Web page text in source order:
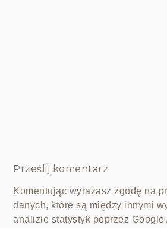
Prześlij komentarz
Komentując wyrażasz zgodę na
danych, które są między innymi
analizie statystyk poprzez Google